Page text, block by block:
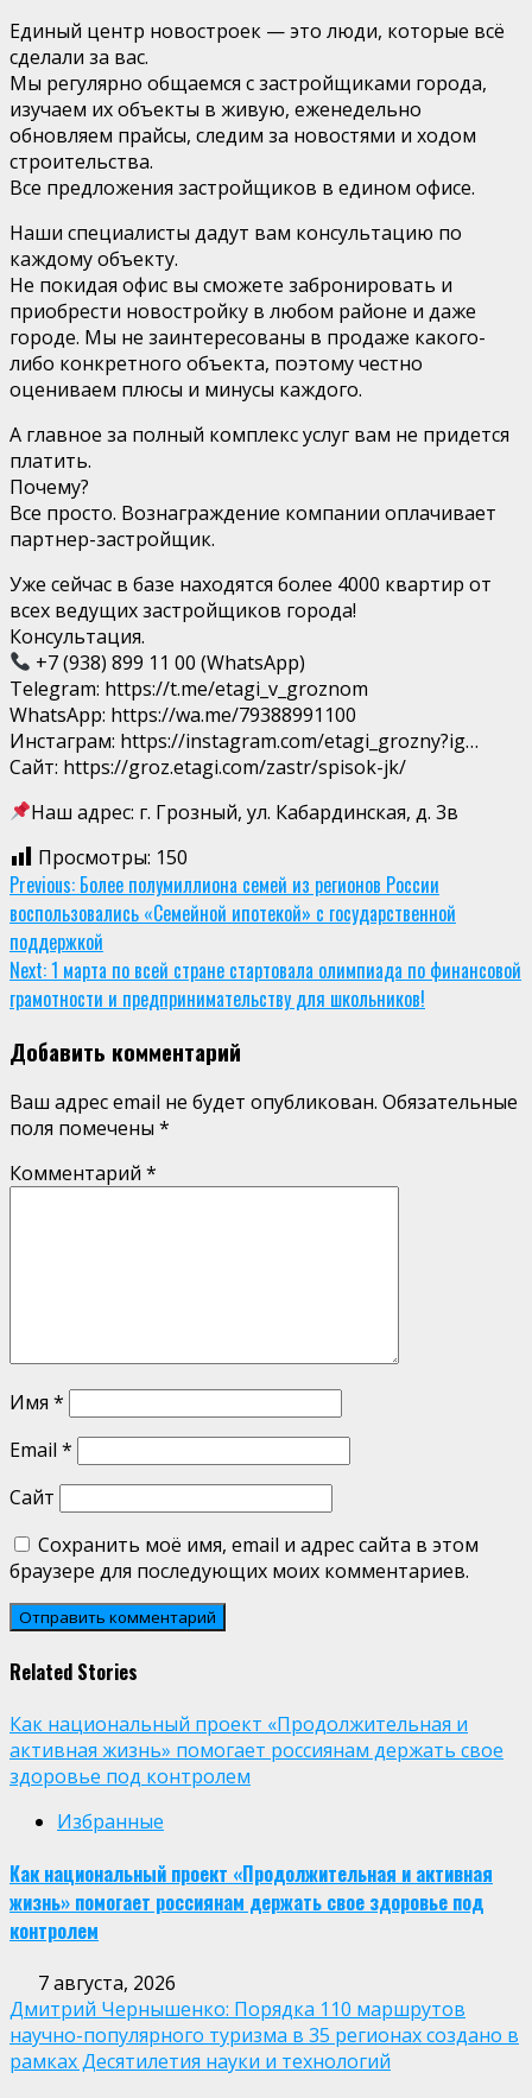
Единый центр новостроек — это люди, которые всё
сделали за вас.
Мы регулярно общаемся с застройщиками города,
изучаем их объекты в живую, еженедельно
обновляем прайсы, следим за новостями и ходом
строительства.
Все предложения застройщиков в едином офисе.
Наши специалисты дадут вам консультацию по
каждому объекту.
Не покидая офис вы сможете забронировать и
приобрести новостройку в любом районе и даже
городе. Мы не заинтересованы в продаже какого-
либо конкретного объекта, поэтому честно
оцениваем плюсы и минусы каждого.
А главное за полный комплекс услуг вам не придется
платить.
Почему?
Все просто. Вознаграждение компании оплачивает
партнер-застройщик.
Уже сейчас в базе находятся более 4000 квартир от
всех ведущих застройщиков города!
Консультация.
+7 (938) 899 11 00 (WhatsApp)
Telegram: https://t.me/etagi_v_groznom
WhatsApp: https://wa.me/79388991100
Инстаграм: https://instagram.com/etagi_grozny?ig…
Сайт: https://groz.etagi.com/zastr/spisok-jk/
Наш адрес: г. Грозный, ул. Кабардинская, д. 3в
Просмотры: 150
Continue
Reading
Previous: Более полумиллиона семей из регионов России
воспользовались «Семейной ипотекой» с государственной
поддержкой
Next:1 марта по всей стране стартовала олимпиада по финансовой
грамотности и предпринимательству для школьников!
Добавить комментарий
Ваш адрес email не будет опубликован. Обязательные
поля помечены *
Комментарий *
Имя *
Email *
Сайт
Сохранить моё имя, email и адрес сайта в этом
браузере для последующих моих комментариев.
Related Stories
Как национальный проект «Продолжительная и
активная жизнь» помогает россиянам держать свое
здоровье под контролем
Избранные
Как национальный проект «Продолжительная и активная
жизнь» помогает россиянам держать свое здоровье под
контролем
7 августа, 2026
Дмитрий Чернышенко: Порядка 110 маршрутов
научно-популярного туризма в 35 регионах создано в
рамках Десятилетия науки и технологий